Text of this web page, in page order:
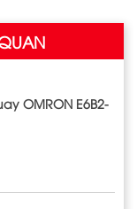
OMRON E6B2-